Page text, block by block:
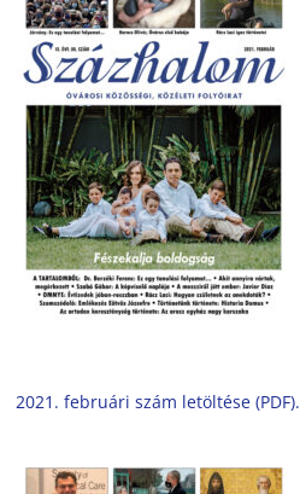
2021. februári szám letöltése (PDF).